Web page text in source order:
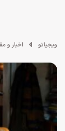
ویجیاتو اخبار و